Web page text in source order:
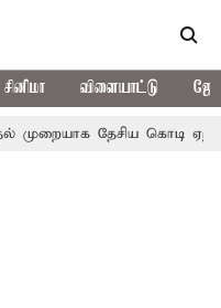
சினிமா விளையாட்டு
தேசிய கொடி